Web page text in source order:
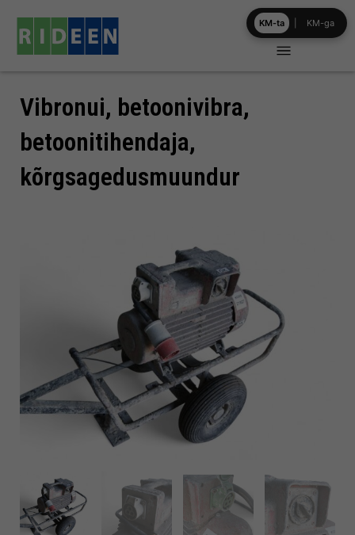
content
Vibronui, betoonivibra,
betoonitihendaja,
kõrgsagedusmuundur
KM-ta KM-ga